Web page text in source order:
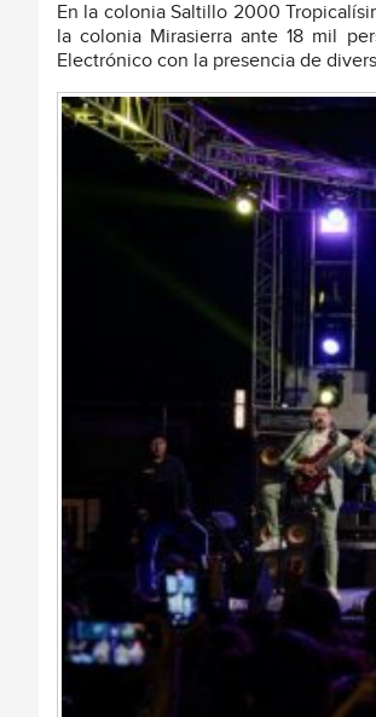
En la colonia Saltillo 2000
la colonia Mirasierra ante 18 mil
Electrónico con la presencia de